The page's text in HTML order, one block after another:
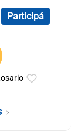
Participá